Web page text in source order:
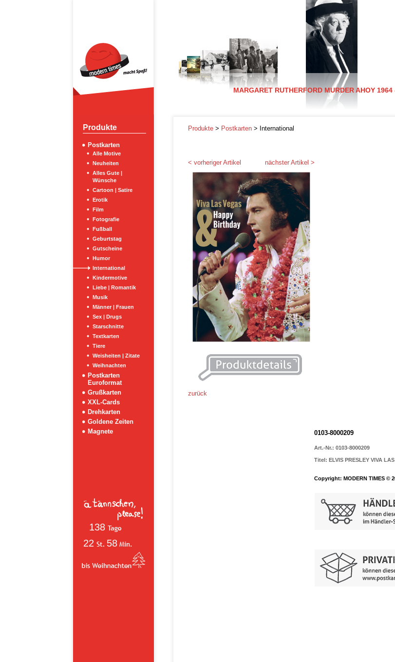
Produkte
Postkarten
Alle Motive
Neuheiten
Alles Gute |
Wünsche
Cartoon | Satire
Erotik
Film
Fotografie
Fußball
Geburtstag
Gutscheine
Humor
International
Kindermotive
Liebe | Romantik
Musik
Männer | Frauen
Sex | Drugs
Starschnitte
Textkarten
Tiere
Weisheiten | Zitate
Weihnachten
Postkarten
Euroformat
Grußkarten
XXL-Cards
Drehkarten
Goldene Zeiten
Magnete
138
22
58
MARGARET RUTHERFORD MURDER AHOY
Produkte > Postkarten > International
nächster Artikel >
< vorheriger Artikel
zurück
0103-8000209
Art.-Nr.: 0103-8000209
Titel: ELVIS PRESLEY VIVA
Copyright: MODERN TIMES ©